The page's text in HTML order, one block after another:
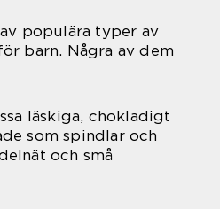
populära typer av
barn. Några av dem
läskiga, chokladigt
som spindlar och
och små